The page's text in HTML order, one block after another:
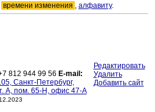
времени изменения , алфавиту.
812 944 99 56 E-mail:
Санкт-Петербург,
А, пом. 65-Н, офис 47-А
Редактировать
Удалить
Добавить сайт